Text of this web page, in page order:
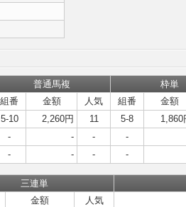
普通馬複 枠単
組番 金額 人気 組番 金額
5-10 2,260円 11 5-8 1,860
- - - -
- - - -
三連単
金額
人気